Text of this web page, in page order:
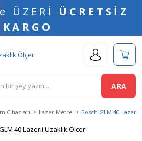
ÜZERİ ÜCRETSİZ
KARGO
ARA
Cihazları Lazer Metre Bosch GLM 40 Lazerli